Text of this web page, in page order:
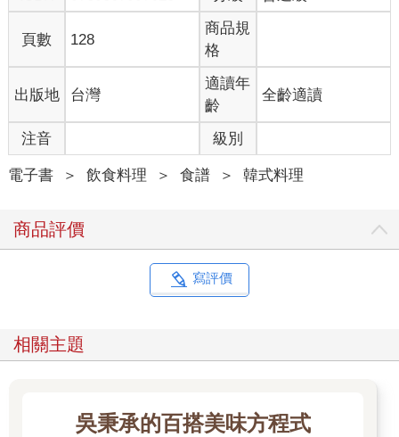
頁數 128
商品規
格
出版地 台灣
適讀年
齡
全齡適讀
注音 級別
電子書 ＞ 飲食料理 ＞ 食譜 ＞ 韓式料理
商品評價
寫評價
相關主題
吳秉承的百搭美味方程式